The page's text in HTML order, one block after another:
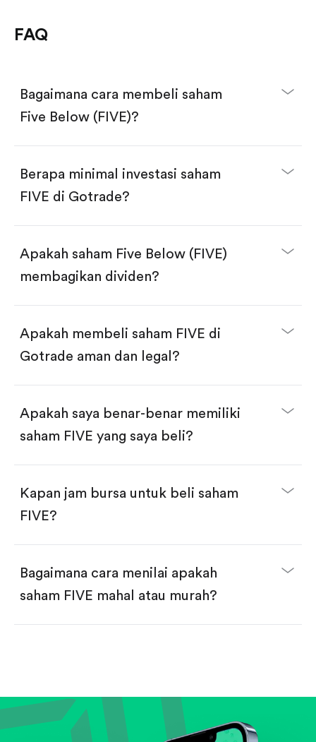
FAQ
Bagaimana cara membeli saham
Five Below (FIVE)?
Buka akun dan selesaikan KYC.
Lakukan deposit.
Cari kode "FIVE", lalu klik "Trade".
Klik tombol "Buy".
dua pilihan:
Beli saham secara fractional dalam jumlah
dollar, bisa mulai dari $1.
Swipe up untuk konfirmasi order, pembelian
Berapa minimal investasi saham
FIVE di Gotrade?
Apakah saham Five Below (FIVE)
membagikan dividen?
Apakah membeli saham FIVE di
Gotrade aman dan legal?
Apakah saya benar-benar memiliki
saham FIVE yang saya beli?
Kapan jam bursa untuk beli saham
FIVE?
Bagaimana cara menilai apakah
saham FIVE mahal atau murah?
Lihat pertumbuhan pendapatan & laba.
Cek margin dan arus kas.
Evaluasi prospek bisnis dan posisi perusahaan di
industrinya.